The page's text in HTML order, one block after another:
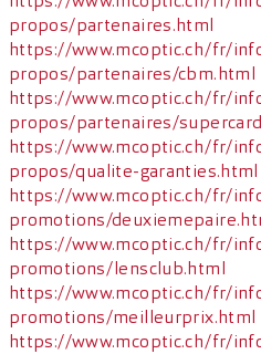
propos/partenaires.html
https://www.mcoptic.ch/fr/
propos/partenaires/cbm.html
https://www.mcoptic.ch/fr/
propos/partenaires/
https://www.mcoptic.ch/fr/
propos/qualite-garanties.html
https://www.mcoptic.ch/fr/
promotions/
https://www.mcoptic.ch/fr/
promotions/lensclub.html
https://www.mcoptic.ch/fr/
promotions/meilleurprix.html
https://www.mcoptic.ch/fr/